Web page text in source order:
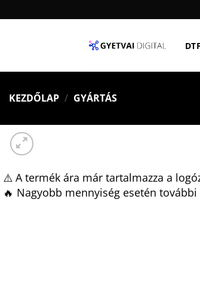
to
KEZDŐLAP / GYÁRTÁS
⚠️ A termék ára már tartalmazza a
🔥 Nagyobb mennyiség esetén